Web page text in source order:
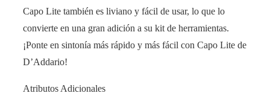
Capo Lite también es liviano y fácil de usar, lo que lo
convierte en una gran adición a su kit de herramientas.
¡Ponte en sintonía más rápido y más fácil con Capo Lite de
D’Addario!
Atributos Adicionales